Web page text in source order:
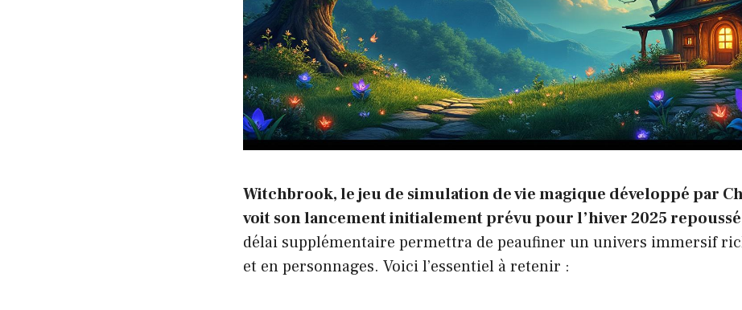
Witchbrook, le jeu de simulation de vie magique développé par
voit son lancement initialement prévu pour l’hiver 2025 repoussé
délai supplémentaire permettra de peaufiner un univers immersif
et en personnages. Voici l’essentiel à retenir :